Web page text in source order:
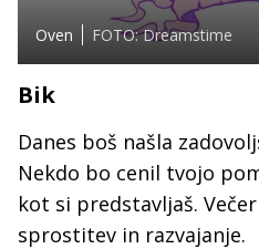
Oven FOTO: Dreamstime
Bik
Danes boš našla
Nekdo bo cenil tvojo
kot si predstavljaš.
sprostitev in razvajanje.